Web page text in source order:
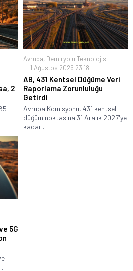
2
Avrupa, Demiryolu Teknolojisi
1 Ağustos 2026 23:18
AB, 431 Kentsel Düğüme Veri
Raporlama Zorunluluğu
Getirdi
Avrupa Komisyonu, 431 kentsel
düğüm noktasına 31 Aralık 2027'ye
kadar...
5G